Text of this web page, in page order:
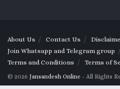
About Us Contact Us
Join Whatsapp and Telegram group
Terms and Conditions
Terms of
© 2026 Jansandesh Online - All Rights